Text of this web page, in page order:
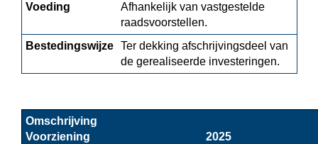
Voeding
Afhankelijk van vastgestelde
raadsvoorstellen.
Bestedingswijze Ter dekking afschrijvingsdeel van
de gerealiseerde investeringen.
Omschrijving
Voorziening
2025